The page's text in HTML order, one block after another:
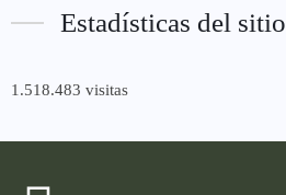
Estadísticas del sitio
1.518.483 visitas